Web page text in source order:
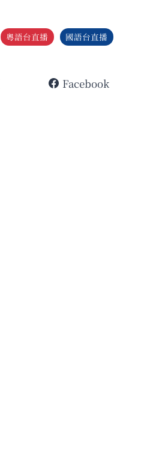
粵語台直播 國語台直播
Facebook